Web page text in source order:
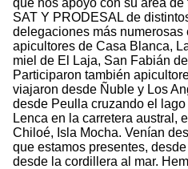
que nos apoyó con su área
SAT Y PRODESAL de
delegaciones más numerosas
apicultores de Casa Blanca,
miel de El Laja, San Fabián
Participaron también
viajaron desde Ñuble y Los
desde Peulla cruzando el
Lenca en la carretera austral,
Chiloé, Isla Mocha. Venían
que estamos presentes,
desde la cordillera al mar.